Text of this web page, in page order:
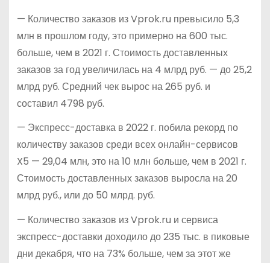
— Количество заказов из Vprok.ru превысило 5,3
млн в прошлом году, это примерно на 600 тыс.
больше, чем в 2021 г. Стоимость доставленных
заказов за год увеличилась на 4 млрд руб. — до 25,2
млрд руб. Средний чек вырос на 265 руб. и
составил 4798 руб.
— Экспресс-доставка в 2022 г. побила рекорд по
количеству заказов среди всех онлайн-сервисов
X5 — 29,04 млн, это на 10 млн больше, чем в 2021 г.
Стоимость доставленных заказов выросла на 20
млрд руб., или до 50 млрд. руб.
— Количество заказов из Vprok.ru и сервиса
экспресс-доставки доходило до 235 тыс. в пиковые
дни декабря, что на 73% больше, чем за этот же